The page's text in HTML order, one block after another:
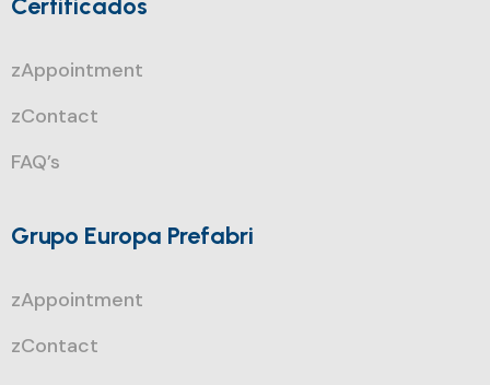
zAppointment
zContact
FAQ’s
Grupo Europa Prefabri
zAppointment
zContact